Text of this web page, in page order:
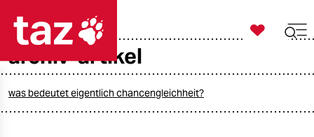
taz zahl ich

taz zahl ich
archiv-artikel
was bedeutet eigentlich chancengleichheit?